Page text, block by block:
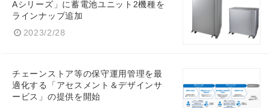
Aシリーズ」に蓄電池ユニット2機種を
ラインナップ追加
2023/2/28
チェーンストア等の保守運用管理を最
適化する「アセスメント＆デザインサ
ービス」の提供を開始